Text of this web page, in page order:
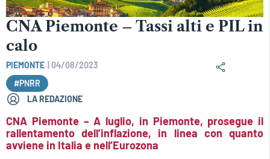
CNA Piemonte – Tassi alti e PIL in
calo
PIEMONTE
04/08/2023
#PNRR
LA REDAZIONE
CNA Piemonte – A luglio, in Piemonte, prosegue il
rallentamento dell’inflazione, in linea con quanto
avviene in Italia e nell’Eurozona